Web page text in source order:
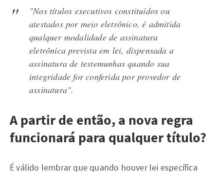
"Nos títulos executivos constituídos ou
atestados por meio eletrônico, é admitida
qualquer modalidade de assinatura
eletrônica prevista em lei, dispensada a
assinatura de testemunhas quando sua
integridade for conferida por provedor de
assinatura".
A partir de então, a nova regra
funcionará para qualquer título?
É válido lembrar que quando houver lei específica